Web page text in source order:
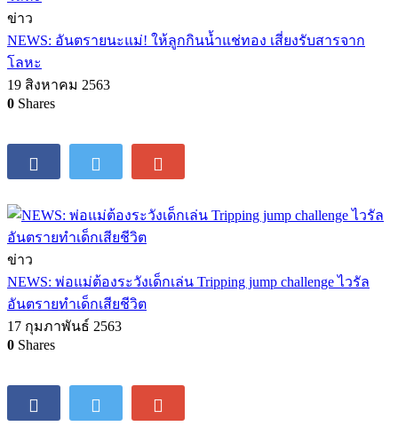
ข่าว
NEWS: อันตรายนะแม่! ให้ลูกกินน้ำแช่ทอง เสี่ยงรับสารจาก
โลหะ
19 สิงหาคม 2563
0 Shares
ข่าว
NEWS: พ่อแม่ต้องระวังเด็กเล่น Tripping jump challenge ไวรัล
อันตรายทำเด็กเสียชีวิต
17 กุมภาพันธ์ 2563
0 Shares